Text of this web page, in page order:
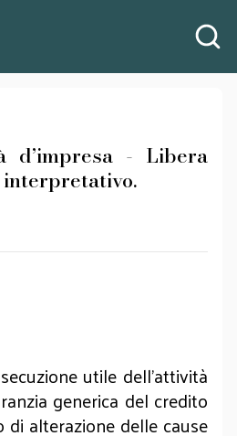
d’impresa - Libera
utile dell’attività
generica del credito
alterazione delle cause